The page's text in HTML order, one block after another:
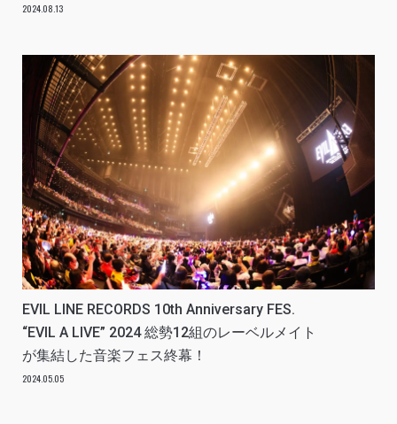
2024.08.13
EVIL LINE RECORDS 10th Anniversary FES.
“EVIL A LIVE” 2024 総勢12組のレーベルメイト
が集結した音楽フェス終幕！
2024.05.05